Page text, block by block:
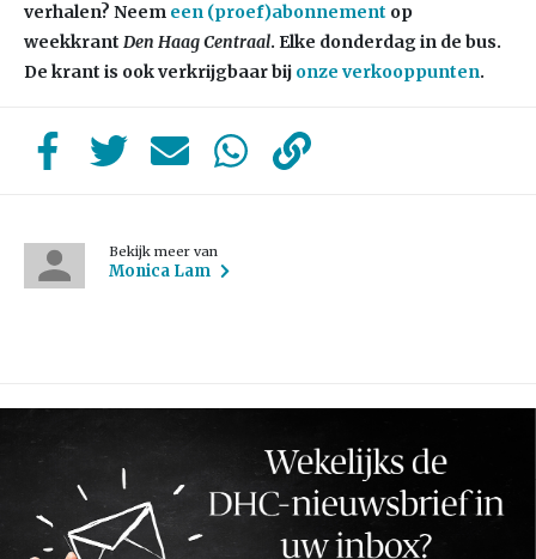
verhalen? Neem een (proef)abonnement op
weekkrant Den Haag Centraal. Elke donderdag in de bus.
De krant is ook verkrijgbaar bij onze verkooppunten.
Bekijk meer van
Monica Lam